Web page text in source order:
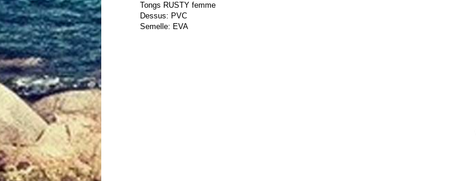
Tongs RUSTY femme
Dessus: PVC
Semelle: EVA